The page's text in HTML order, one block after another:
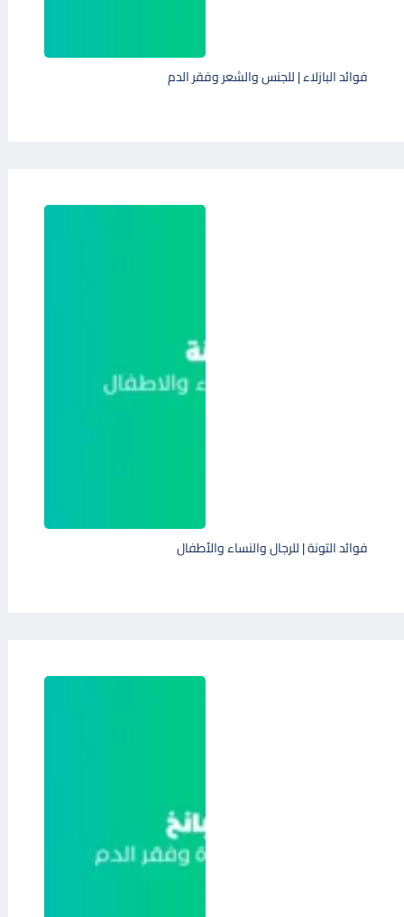
فوائد البازلاء | للجنس والشعر وفقر الدم
فوائد التونة | للرجال والنساء والأطفال